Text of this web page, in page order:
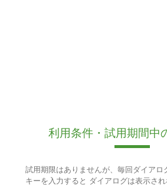
利用条件・試用期間中
試用期限はありませんが、毎回ダイアロ
キーを入力すると ダイアログは表示され